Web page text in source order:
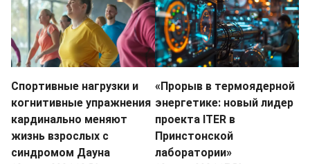
Спортивные нагрузки и
когнитивные упражнения
кардинально меняют
жизнь взрослых с
синдромом Дауна
«Прорыв в термоядерной
энергетике: новый лидер
проекта ITER в
Принстонской
лаборатории»